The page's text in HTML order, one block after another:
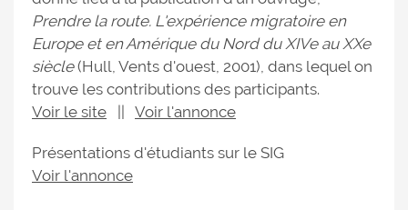
Prendre la route. L'expérience migratoire en
Europe et en Amérique du Nord du XIVe au XXe
siècle(Hull, Vents d'ouest, 2001), dans lequel on
trouve les contributions des participants.
Voir le site
Voir l'annonce
Présentations d'étudiants sur le SIG
Voir l'annonce